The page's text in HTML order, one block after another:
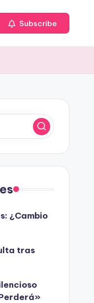
Subscribe
¿Cambio
tras